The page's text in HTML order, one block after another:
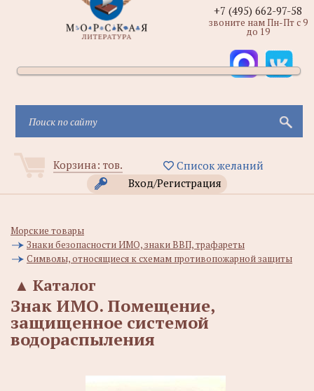
Корзина: тов.
Список желаний
Вход/Регистрация
+7 (495) 662-97-58
звоните нам Пн-Пт с 9
до 19
Морские товары
Знаки безопасности ИМО, знаки ВВП, трафареты
Символы, относящиеся к схемам противопожарной защиты
Каталог
▲
Знак ИМО. Помещение,
защищенное системой
водораспыления